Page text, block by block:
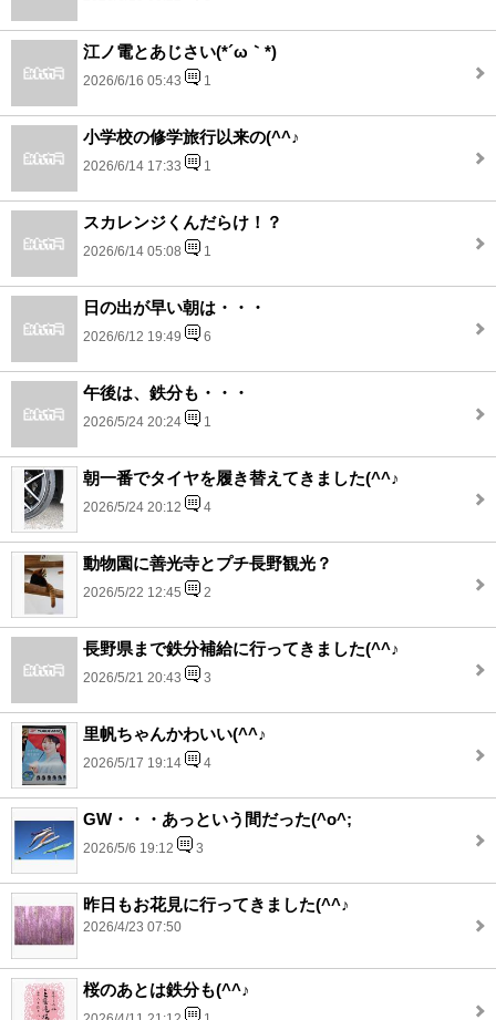
江ノ電とあじさい(*´ω｀*)
2026/6/16 05:43 1
小学校の修学旅行以来の(^^♪
2026/6/14 17:33 1
スカレンジくんだらけ！？
2026/6/14 05:08 1
日の出が早い朝は・・・
2026/6/12 19:49 6
午後は、鉄分も・・・
2026/5/24 20:24 1
朝一番でタイヤを履き替えてきました(^^♪
2026/5/24 20:12 4
動物園に善光寺とプチ長野観光？
2026/5/22 12:45 2
長野県まで鉄分補給に行ってきました(^^♪
2026/5/21 20:43 3
里帆ちゃんかわいい(^^♪
2026/5/17 19:14 4
GW・・・あっという間だった(^o^;
2026/5/6 19:12 3
昨日もお花見に行ってきました(^^♪
2026/4/23 07:50
桜のあとは鉄分も(^^♪